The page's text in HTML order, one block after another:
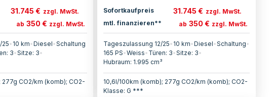
31.745 € zzgl. MwSt.
ab 350 € zzgl. MwSt.
• 10 km•Diesel•Schaltung
3•Sitze: 3•
277g CO2/km (komb); CO2-
Sofortkaufpreis 31.745 € zzgl. MwSt.
mtl. finanzieren**
ab 350 € zzgl. MwSt.
Tageszulassung 12/25• 10 km•Diesel•Schaltung•
165 PS•Weiss• Türen: 3•Sitze: 3•
Hubraum: 1.995 cm³
10,6l/100km (komb); 277g CO2/km (komb); CO2-
Klasse: G ***